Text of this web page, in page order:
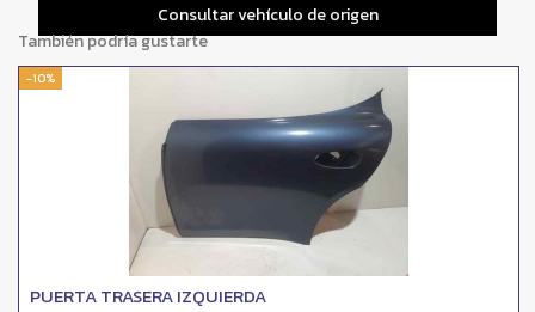
Consultar vehículo de origen
También podría gustarte
-10%
PUERTA TRASERA IZQUIERDA